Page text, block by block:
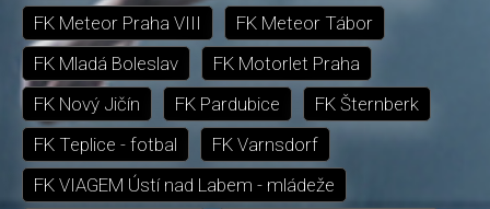
FK Meteor Praha VIII
FK Meteor Tábor
FK Mladá Boleslav
FK Motorlet Praha
FK Nový Jičín
FK Pardubice
FK Šternberk
FK Teplice - fotbal
FK Varnsdorf
FK VIAGEM Ústí nad Labem - mládeže